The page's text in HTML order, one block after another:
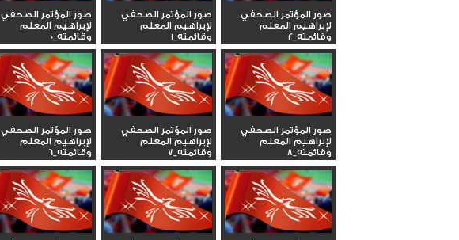
صور المؤتمر الصحفي
لإبراهيم المعلم
وقائمته_2
صور المؤتمر الصحفي
لإبراهيم المعلم
وقائمته_1
صور المؤتمر الصحفي
لإبراهيم المعلم
وقائمته_0
صور المؤتمر الصحفي
لإبراهيم المعلم
وقائمته_8
صور المؤتمر الصحفي
لإبراهيم المعلم
وقائمته_7
صور المؤتمر الصحفي
لإبراهيم المعلم
وقائمته_6